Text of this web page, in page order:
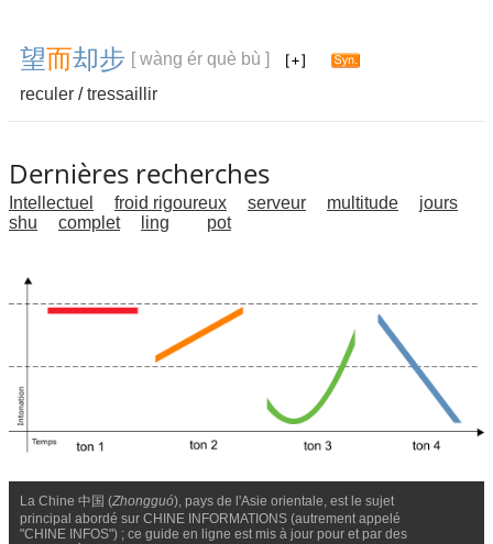
望而却步 [ wàng ér què bù ]
reculer /tressaillir
Dernières recherches
Intellectuel froid rigoureux serveur multitude
jours
shu
complet ling pot
La Chine 中国 (Zhongguó), pays de l'Asie orientale, est le sujet
principal abordé sur CHINE INFORMATIONS (autrement appelé
"CHINE INFOS") ; ce guide en ligne est mis à jour pour et par des